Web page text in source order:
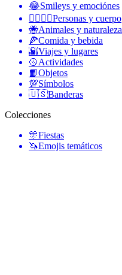
😂Smileys y emociónes
👩‍❤️‍💋‍👨Personas y cuerpo
🐝Animales y naturaleza
🍕Comida y bebida
🌇Viajes y lugares
🥎Actividades
📙Objetos
💯Símbolos
🇺🇸Banderas
Colecciones
🎊Fiestas
🦄Emojis temáticos